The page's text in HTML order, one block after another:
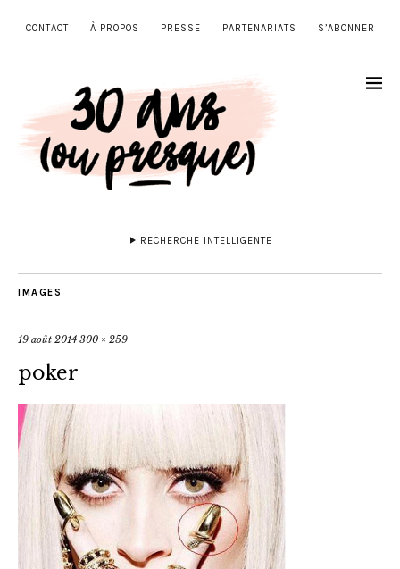
CONTACT À PROPOS PRESSE PARTENARIATS S’ABONNER
RECHERCHE INTELLIGENTE
IMAGES
19 août 2014 300 × 259
poker